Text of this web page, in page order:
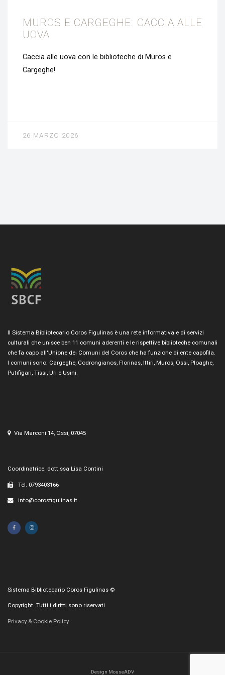
MUROS E CARGEGHE: CACCIA ALLE
UOVA
Caccia alle uova con le biblioteche di Muros e
Cargeghe!
26 MARZO 2026
Il Sistema Bibliotecario Coros Figulinas è una rete informativa e di servizi
culturali che unisce ben 11 comuni aderenti e le rispettive biblioteche comunali
che fa capo all'Unione dei Comuni del Coros che ha funzione di ente capofila.
I comuni sono: Cargeghe, Codrongianos, Florinas, Ittiri, Muros, Ossi, Ploaghe,
Putifigari, Tissi, Uri e Usini.
Via Marconi 14, Ossi, 07045
Coordinatrice: dott.ssa Lisa Contini
Tel. 0793403166
info@corosfigulinas.it
Sistema Bibliotecario Coros Figulinas ©
Copyright. Tutti i diritti sono riservati
Privacy & Cookie Policy
Design MouseADV